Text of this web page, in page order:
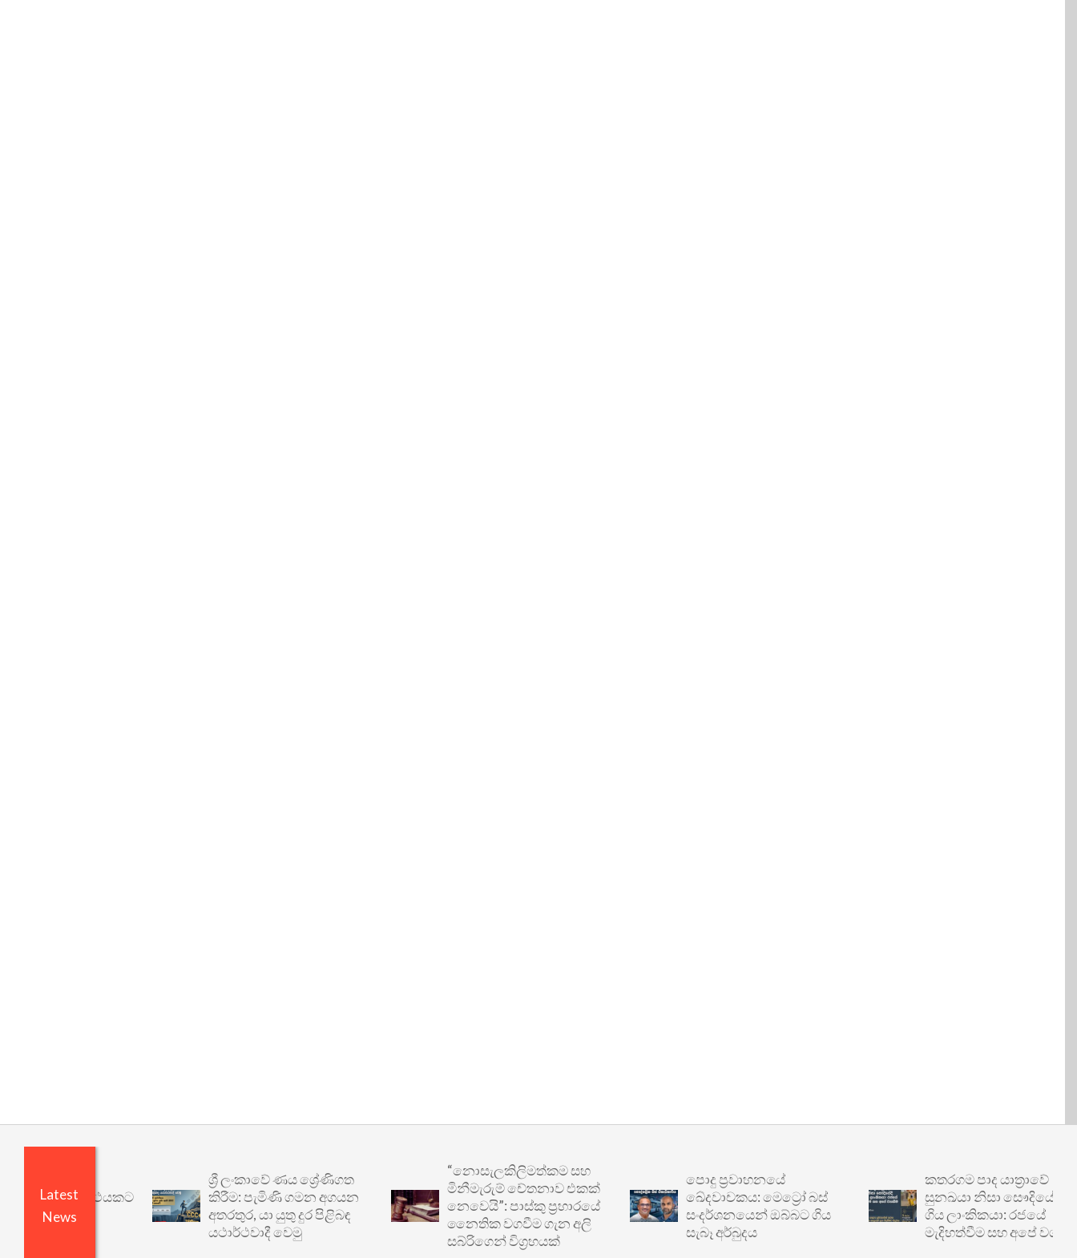
Latest
News
යථාර්ථයකට
ශ්‍රී ලංකාවේ ණය ශ්‍රේණිගත
කිරීම: පැමිණි ගමන අගයන
අතරතුර, යා යුතු දුර පිළිබඳ
යථාර්ථවාදී වෙමු
“නොසැලකිලිමත්කම සහ
මිනීමැරුම් චේතනාව එකක්
නෙවෙයි”: පාස්කු ප්‍රහාරයේ
නෛතික වගවීම ගැන අලි
සබ්රිගෙන් විග්‍රහයක්
පොදු ප්‍රවාහනයේ
ඛේදවාචකය: මෙට්‍රෝ බස්
සංදර්ශනයෙන් ඔබ්බට ගිය
සැබෑ අර්බුදය
කතරගම පාද යාත්‍රාවේ
සුනඛයා නිසා සෞදියේදී හිරේ
ගිය ලාංකිකයා: රජයේ
මැදිහත්වීම සහ අපේ වගකීම